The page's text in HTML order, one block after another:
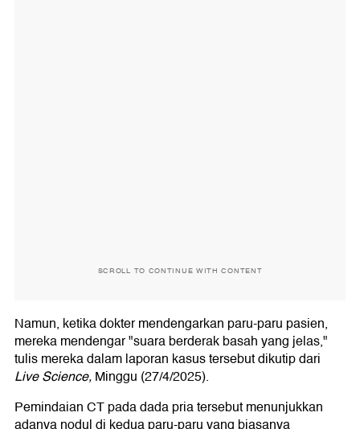
SCROLL TO CONTINUE WITH CONTENT
Namun, ketika dokter mendengarkan paru-paru pasien,
mereka mendengar "suara berderak basah yang jelas,"
tulis mereka dalam laporan kasus tersebut dikutip dari
Live Science,Minggu (27/4/2025).
Pemindaian CT pada dada pria tersebut menunjukkan